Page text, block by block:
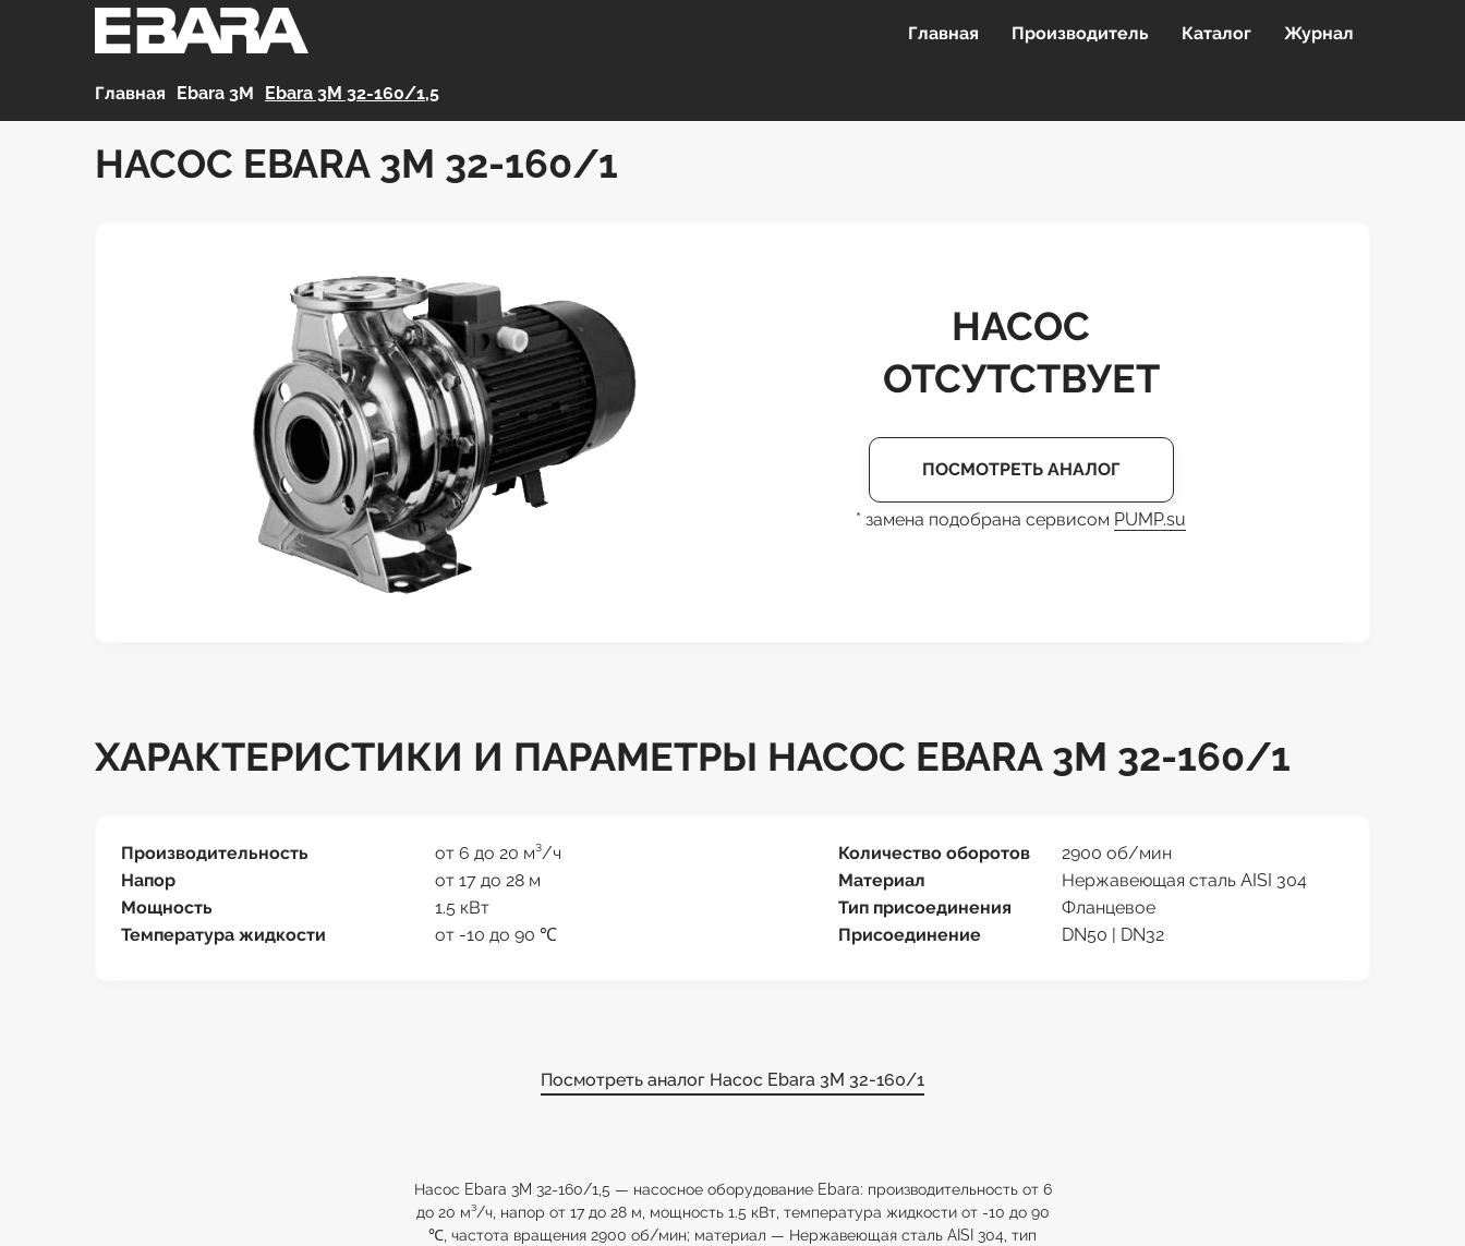
Главная Производитель Каталог Журнал
Главная Ebara 3М Ebara 3M 32-160/1,5
НАСОС EBARA 3M 32-160/1
НАСОС
ОТСУТСТВУЕТ
ПОСМОТРЕТЬ АНАЛОГ
* замена подобрана сервисом PUMP.su
ХАРАКТЕРИСТИКИ И ПАРАМЕТРЫ НАСОС EBARA 3M 32-160/1
Производительность
от 6 до 20 м³/ч
Напор
от 17 до 28 м
Мощность
1.5 кВт
Температура жидкости
от -10 до 90 ℃
Количество оборотов
2900 об/мин
Материал
Нержавеющая сталь AISI 304
Тип присоединения
Фланцевое
Присоединение
DN50 | DN32
Посмотреть аналог Насос Ebara 3M 32-160/1
Насос Ebara 3M 32-160/1,5 — насосное оборудование Ebara: производительность от 6
до 20 м³/ч, напор от 17 до 28 м, мощность 1.5 кВт, температура жидкости от -10 до 90
℃, частота вращения 2900 об/мин; материал — Нержавеющая сталь AISI 304, тип